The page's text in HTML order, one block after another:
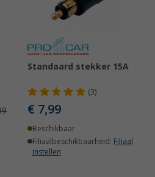
Standaard stekker 15A
(3)
€ 7,99
Beschikbaar
Filiaalbeschikbaarheid: Filiaal
instellen